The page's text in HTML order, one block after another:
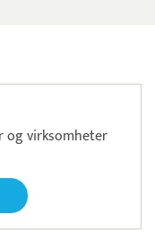
og virksomheter